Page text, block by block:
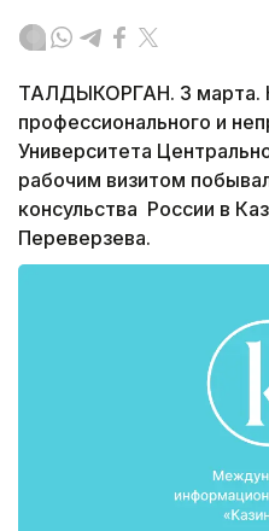
ТАЛДЫКОРГАН. 3
профессионального и
Университета
рабочим визитом
консульства России в
Переверзева.